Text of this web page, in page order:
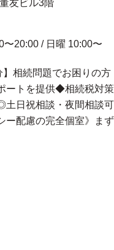
友ビル3階
20:00 / 日曜 10:00〜
】相続問題でお困りの方
ートを提供◆相続税対策
土日祝相談・夜間相談可
ー配慮の完全個室》まず